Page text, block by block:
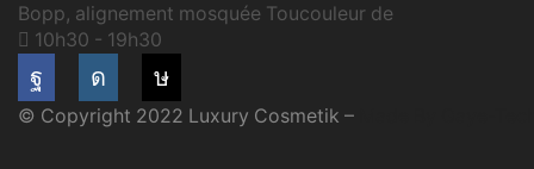
Bopp, alignement mosquée Toucouleur de
10h30 - 19h30
FacebookInstagram
Tik-
© Copyright 2022 Luxury Cosmetik –